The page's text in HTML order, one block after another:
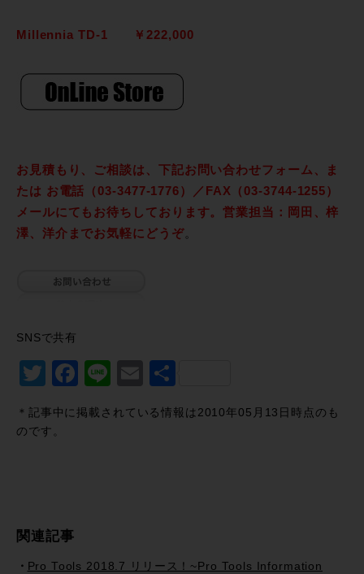
Millennia TD-1 ￥222,000
お見積もり、ご相談は、下記お問い合わせフォーム、ま
たは お電話（03-3477-1776）／FAX（03-3744-1255）
メールにてもお待ちしております。営業担当：岡田、梓
澤、洋介までお気軽にどうぞ。
SNSで共有
Twitter
Facebook
LineEmail
＊記事中に掲載されている情報は2010年05月13日時点のも
のです。
関連記事
Pro Tools 2018.7 リリース！~Pro Tools Information